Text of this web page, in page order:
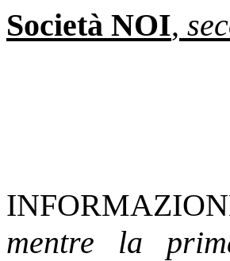
Società NOI,
mentre la